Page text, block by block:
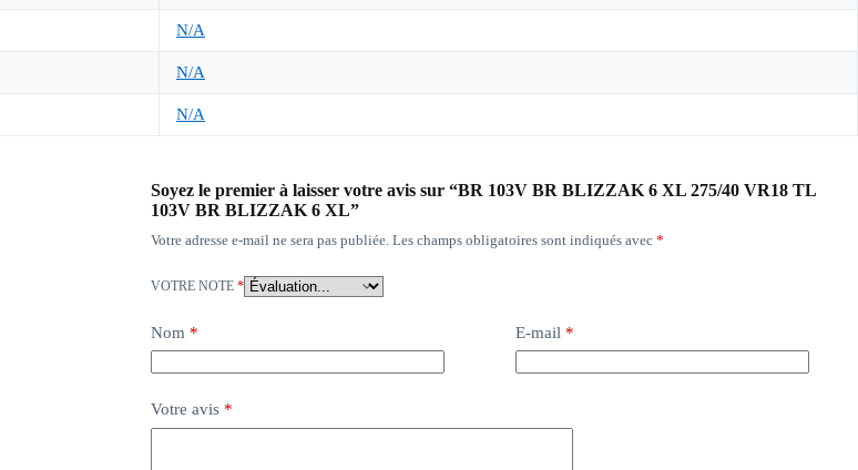
N/A
N/A
N/A
Soyez le premier à laisser votre avis sur “BR 103V BR BLIZZAK 6 XL 275/40 VR18 TL
103V BR BLIZZAK 6 XL”
Votre adresse e-mail ne sera pas publiée. Les champs obligatoires sont indiqués avec *
VOTRE NOTE *
Nom * E-mail *
Votre avis *